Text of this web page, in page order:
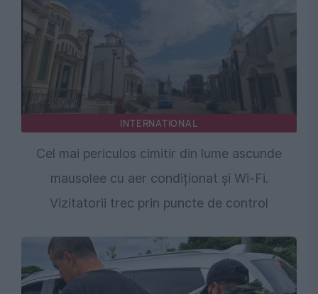
INTERNATIONAL
Cel mai periculos cimitir din lume ascunde
mausolee cu aer condiționat și Wi-Fi.
Vizitatorii trec prin puncte de control